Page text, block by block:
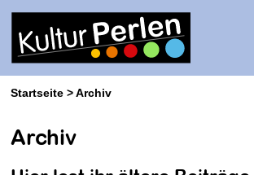
Startseite Archiv
Archiv